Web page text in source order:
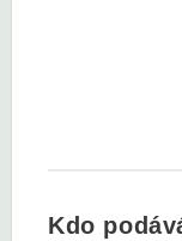
Kdo